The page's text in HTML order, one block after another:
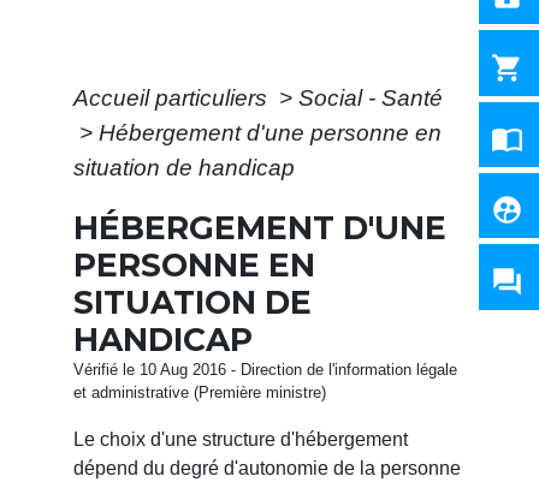
Accueil particuliers > Social - Santé
> Hébergement d'une personne en
situation de handicap
HÉBERGEMENT D'UNE
PERSONNE EN
SITUATION DE
HANDICAP
Vérifié le 10 Aug 2016 - Direction de l'information légale
et administrative (Première ministre)
Le choix d'une structure d'hébergement
dépend du degré d'autonomie de la personne
shopping_cart
import_contacts
supervised_user_circle
question_answer